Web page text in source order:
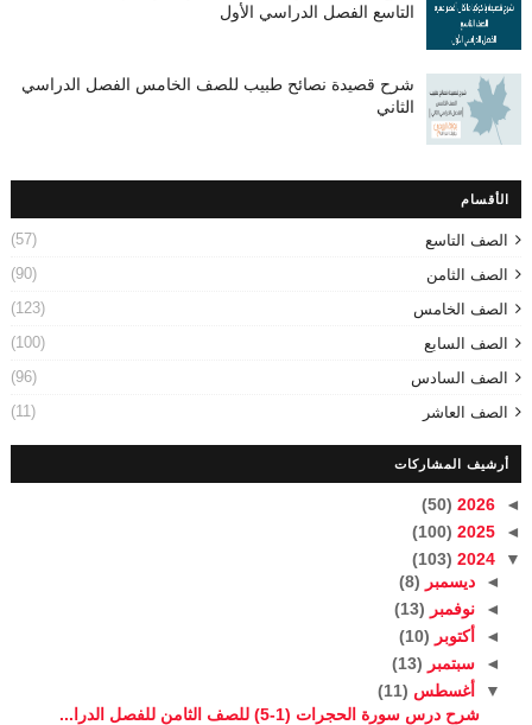
التاسع الفصل الدراسي الأول
شرح قصيدة نصائح طبيب للصف الخامس الفصل الدراسي
الثاني
الأقسام
الصف التاسع
(57)
الصف الثامن
(90)
الصف الخامس
(123)
الصف السابع
(100)
الصف السادس
(96)
الصف العاشر
(11)
أرشيف المشاركات
◄
2026
(50)
◄
2025
(100)
▼
2024
(103)
◄ ديسمبر (8)
◄ نوفمبر (13)
◄
أكتوبر (10)
◄ سبتمبر (13)
▼
أغسطس (11)
شرح درس سورة الحجرات (1-5) للصف الثامن للفصل الدرا...